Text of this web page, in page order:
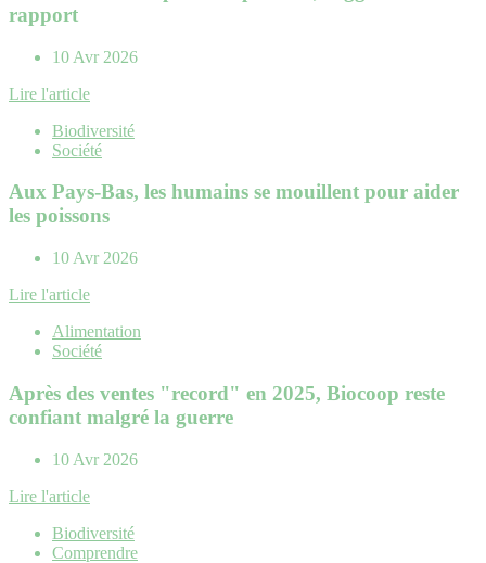
rapport
10 Avr 2026
Lire l'article
Biodiversité
Société
Aux Pays-Bas, les humains se mouillent pour aider
les poissons
10 Avr 2026
Lire l'article
Alimentation
Société
Après des ventes "record" en 2025, Biocoop reste
confiant malgré la guerre
10 Avr 2026
Lire l'article
Biodiversité
Comprendre